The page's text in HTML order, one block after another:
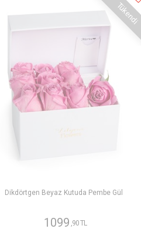
Tükendi
Dikdörtgen Beyaz Kutuda Pembe Gül
1099 ,90 TL